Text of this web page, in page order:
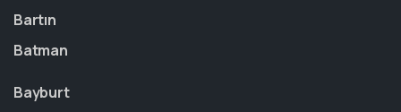
Bartın
Batman
Bayburt